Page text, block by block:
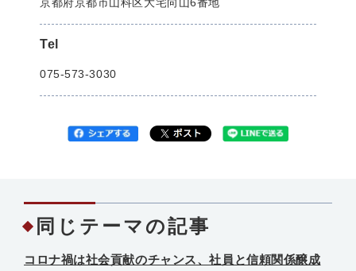
Tel
075-573-3030
同じテーマの記事
コロナ禍は社会貢献のチャンス、社員と信頼関係醸成